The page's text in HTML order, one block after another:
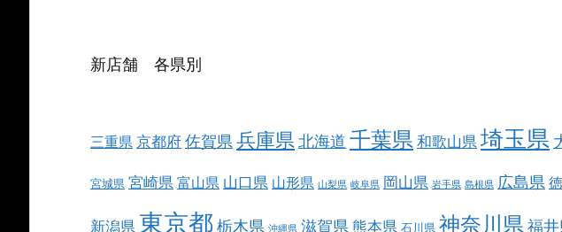
新店舗 各県別
三重県京都府佐賀県 兵庫県北海道 千葉県 和歌山県 埼玉県
宮城県 宮崎県 富山県 山口県 山形県 山梨県 岐阜県 岡山県 岩手県 島根県 広島県
新潟県 東京都 栃木県 沖縄県 滋賀県 熊本県 石川県 神奈川県 福